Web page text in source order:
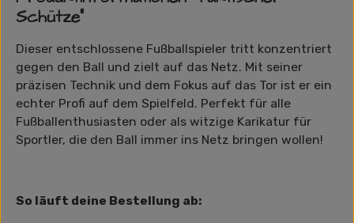
Schütze"
Dieser entschlossene Fußballspieler tritt konzentriert
gegen den Ball und zielt auf das Netz. Mit seiner
präzisen Technik und dem Fokus auf das Tor ist er ein
echter Profi auf dem Spielfeld. Perfekt für alle
Fußballenthusiasten oder als witzige Karikatur für
Sportler, die den Ball immer ins Netz bringen wollen!
So läuft deine Bestellung ab: